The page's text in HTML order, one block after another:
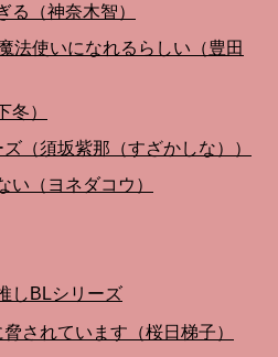
る（神奈木智）
法使いになれるらしい（豊田
冬）
（須坂紫那（すざかしな））
い（ヨネダコウ）
しBLシリーズ
されています（桜日梯子）